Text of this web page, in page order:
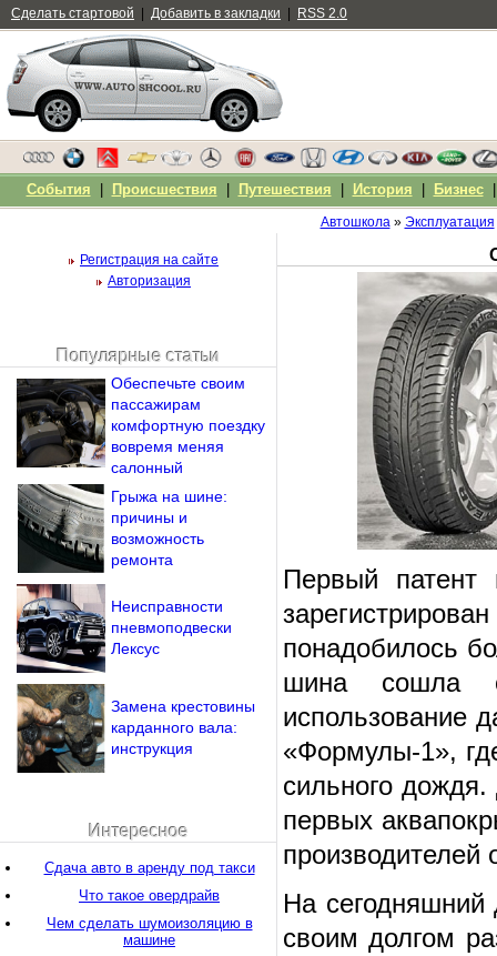
Автошкола» Эксплуатация
Первый
понадобилось
шина сошла
использование
«Формулы-1»,
сильного дождя.
первых
производителей
На сегодняшний
своим долгом
Регистрация на сайте
Авторизация
Напомнить пароль?
Популярные статьи
Обеспечьте своим
пассажирам
комфортную поездку
вовремя меняя
салонный
Грыжа на шине:
причины и
возможность
ремонта
Неисправности
пневмоподвески
Лексус
Замена крестовины
карданного вала:
инструкция
Интересное
Сдача авто в аренду под такси
Что такое овердрайв
Чем сделать шумоизоляцию в
машине
Сделать стартовой Добавить в закладки RSS 2.0
События Происшествия Путешествия История Бизнес